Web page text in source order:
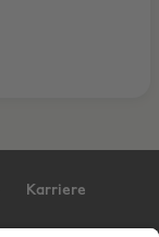
Karriere